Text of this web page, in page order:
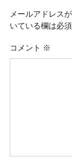
メールアドレス
いている欄は必
コメント ※